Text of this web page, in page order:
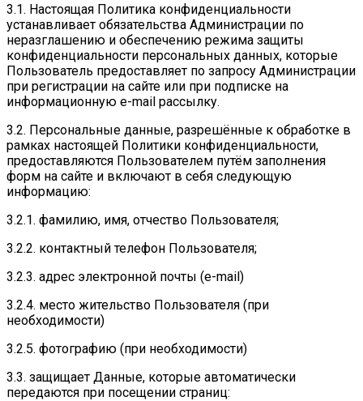
3.1. Настоящая Политика конфиденциальности
устанавливает обязательства Администрации по
неразглашению и обеспечению режима защиты
конфиденциальности персональных данных, которые
Пользователь предоставляет по запросу Администрации
при регистрации на сайте или при подписке на
информационную e-mail рассылку.
3.2. Персональные данные, разрешённые к обработке в
рамках настоящей Политики конфиденциальности,
предоставляются Пользователем путём заполнения
форм на сайте и включают в себя следующую
информацию:
3.2.1. фамилию, имя, отчество Пользователя;
3.2.2. контактный телефон Пользователя;
3.2.3. адрес электронной почты (e-mail)
3.2.4. место жительство Пользователя (при
необходимости)
3.2.5. фотографию (при необходимости)
3.3. защищает Данные, которые автоматически
передаются при посещении страниц: